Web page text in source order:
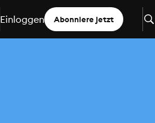
Einloggen Abonniere jetzt